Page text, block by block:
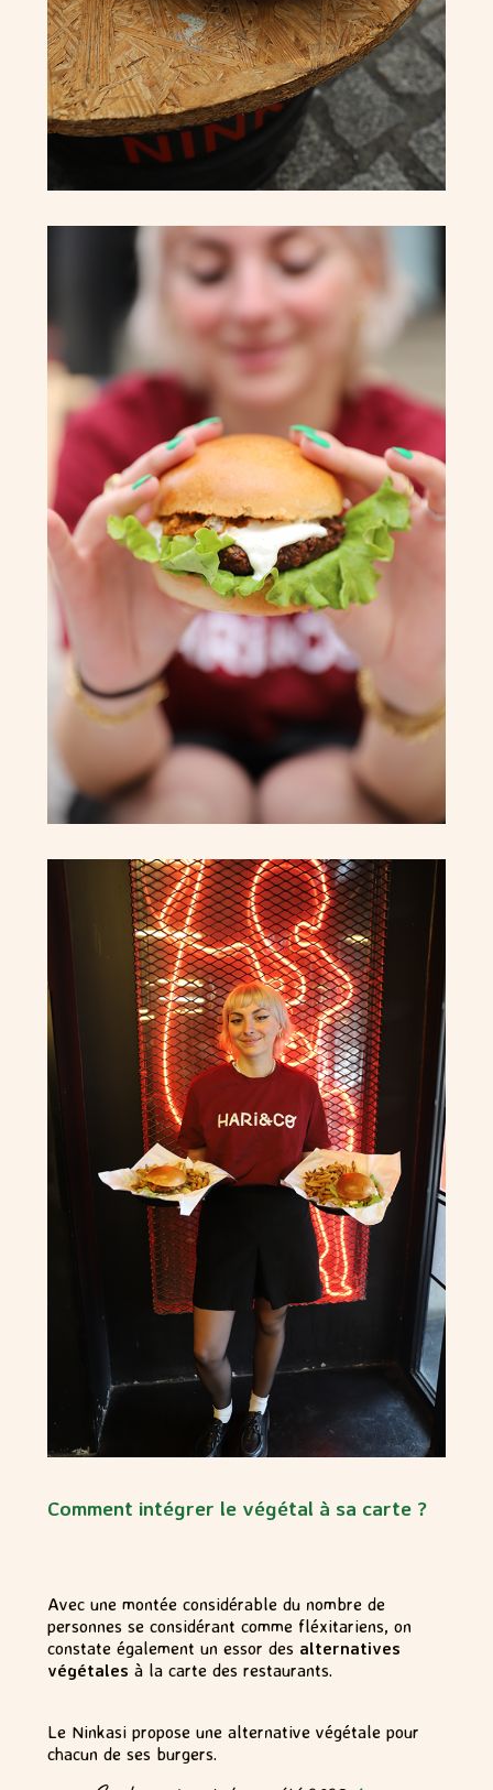
Comment intégrer le végétal à sa carte ?
Avec une montée considérable du nombre de
personnes se considérant comme fléxitariens, on
constate également un essor des alternatives
végétales à la carte des restaurants.
Le Ninkasi propose une alternative végétale pour
chacun de ses burgers.